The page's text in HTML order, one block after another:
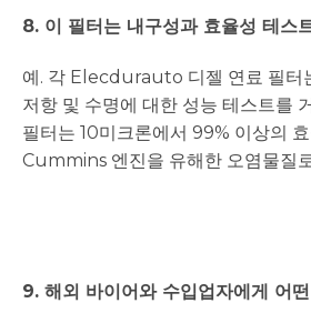
8. 이 필터는 내구성과 효율성 테스
예. 각 Elecdurauto 디젤 연료 필터
저항 및 수명에 대한 성능 테스트를
필터는 10미크론에서 99% 이상의
Cummins 엔진을 유해한 오염물질
9. 해외 바이어와 수입업자에게 어